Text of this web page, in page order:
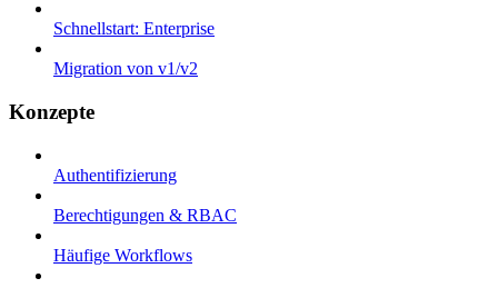
Schnellstart: Enterprise
Migration von v1/v2
Konzepte
Authentifizierung
Berechtigungen & RBAC
Häufige Workflows